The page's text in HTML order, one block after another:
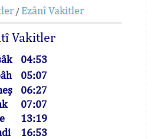
/ Ezânî Vakitler
Vakitler
04:53
05:07
06:27
07:07
13:19
16:53